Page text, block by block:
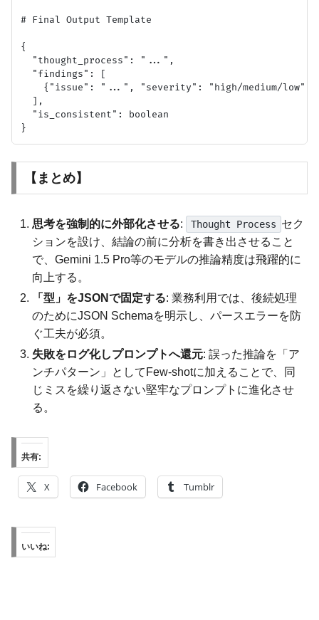
# Final Output Template
{
  "thought_process": "...",
  "findings": [
{"issue": "...", "severity": "high/medium/low",
  ],
  "is_consistent": boolean
【まとめ】
思考を強制的に外部化させる: Thought Process セク
ションを設け、結論の前に分析を書き出させること
で、Gemini 1.5 Pro等のモデルの推論精度は飛躍的に
向上する。
「型」をJSONで固定する: 業務利用では、後続処理
のためにJSON Schemaを明示し、パースエラーを防
ぐ工夫が必須。
失敗をログ化しプロンプトへ還元: 誤った推論を「ア
ンチパターン」としてFew-shotに加えることで、同
じミスを繰り返さない堅牢なプロンプトに進化させ
る。
共有:
X Facebook Tumblr
いいね: